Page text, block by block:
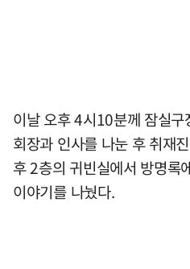
이날 오후 4시10분께 잠실
회장과 인사를 나눈 후 취재
후 2층의 귀빈실에서 방명록
이야기를 나눴다.